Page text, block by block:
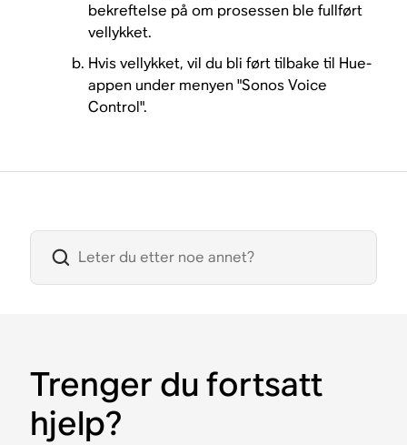
bekreftelse på om prosessen ble fullført
vellykket.
Hvis vellykket, vil du bli ført tilbake til Hue-
appen under menyen "Sonos Voice
Control".
Trenger du fortsatt
hjelp?